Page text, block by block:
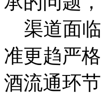
渠道面临
准更趋严
酒流通环